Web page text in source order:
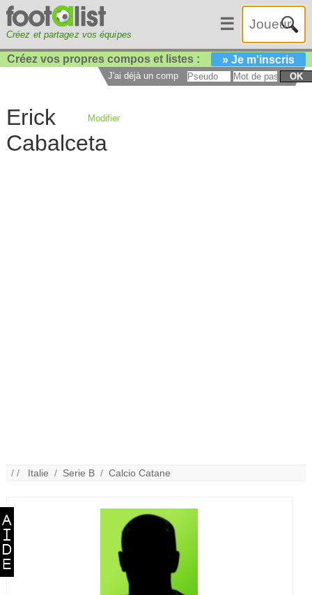
Créez et partagez vos équipes
☰
Créez vos propres compos et listes : » Je m'inscris
J'ai déjà un compte : OK
Erick
Cabalceta
Modifier
/ / Italie / Serie B /Calcio Catane